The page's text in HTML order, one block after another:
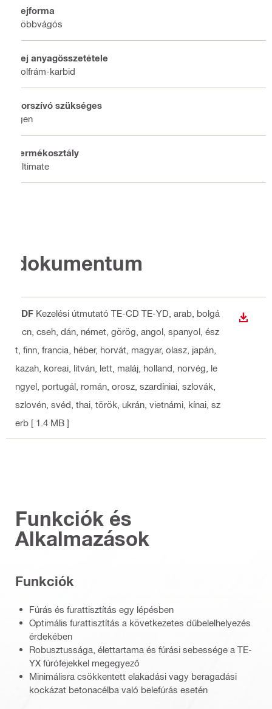
Fejforma
Többvágós
Fej anyagösszetétele
Volfrám-karbid
Porszívó szükséges
Igen
Termékosztály
Ultimate
dokumentum
PDF Kezelési útmutató TE-CD TE-YD , arab, bolgá
r, cn, cseh, dán, német, görög, angol, spanyol, ész
t, finn, francia, héber, horvát, magyar, olasz, japán,
kazah, koreai, litván, lett, maláj, holland, norvég, le
ngyel, portugál, román, orosz, szardíniai, szlovák,
szlovén, svéd, thai, török, ukrán, vietnámi, kínai, sz
erb [ 1.4 MB ]
Funkciók és
Alkalmazások
Funkciók
Fúrás és furattisztítás egy lépésben
Optimális furattisztítás a következetes dűbelelhelyezés
érdekében
Robusztussága, élettartama és fúrási sebessége a TE-
YX fúrófejekkel megegyező
Minimálisra csökkentett elakadási vagy beragadási
kockázat betonacélba való belefúrás esetén